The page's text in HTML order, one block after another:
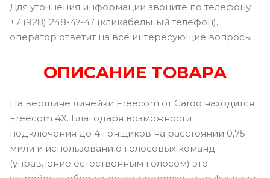
Для уточнения информации звоните по телефону
+7 (928) 248-47-47 (кликабельный телефон),
оператор ответит на все интересующие вопросы.
ОПИСАНИЕ ТОВАРА
На вершине линейки Freecom от Cardo находится
Freecom 4X. Благодаря возможности
подключения до 4 гонщиков на расстоянии 0,75
мили и использованию голосовых команд
(управление естественным голосом) это